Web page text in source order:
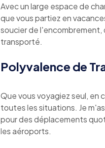
Avec un large espace de
que vous partiez en
soucier de
transporté.
Polyvalence de
Que vous voyagiez seul, en
toutes les situations. Je
pour des déplacements
les aéroports.